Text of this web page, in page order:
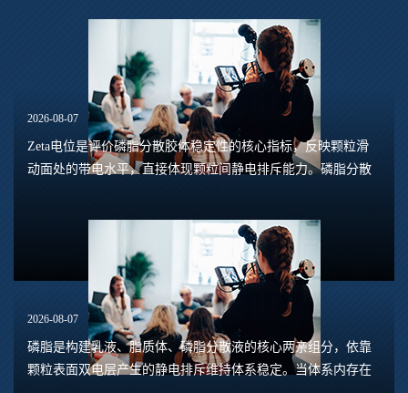
2026-08-07
Zeta电位是评价磷脂分散胶体稳定性的核心指标，反映颗粒滑
动面处的带电水平，直接体现颗粒间静电排斥能力。磷脂分散
2026-08-07
磷脂是构建乳液、脂质体、磷脂分散液的核心两亲组分，依靠
颗粒表面双电层产生的静电排斥维持体系稳定。当体系内存在